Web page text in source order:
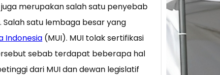
merupakan salah satu penyebab
satu lembaga besar yang
Indonesia (MUI). MUI tolak sertifikasi
sebab terdapat beberapa hal
dari MUI dan dewan legislatif